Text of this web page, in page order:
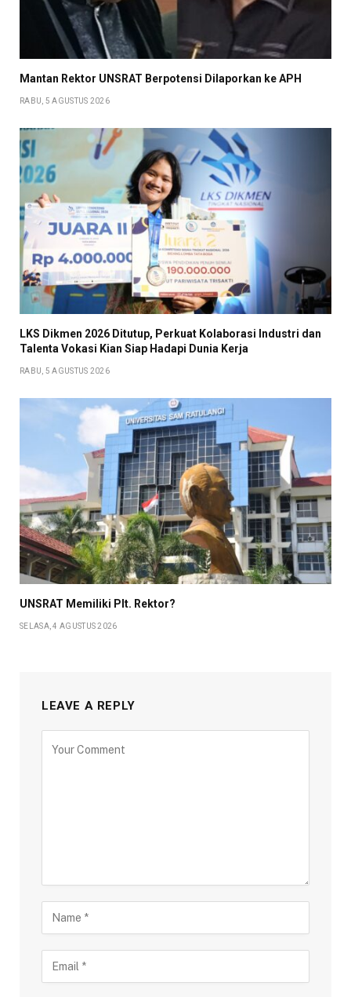
Mantan Rektor UNSRAT Berpotensi Dilaporkan ke APH
RABU, 5 AGUSTUS 2026
LKS Dikmen 2026 Ditutup, Perkuat Kolaborasi Industri dan
Talenta Vokasi Kian Siap Hadapi Dunia Kerja
RABU, 5 AGUSTUS 2026
UNSRAT Memiliki Plt. Rektor?
SELASA, 4 AGUSTUS 2026
LEAVE A REPLY